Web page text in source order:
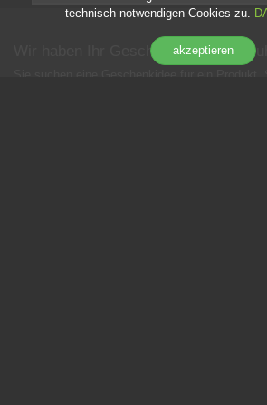
technisch notwendigen Cookies zu.
akzeptieren
Wir haben Ihr Geschenk aus dem